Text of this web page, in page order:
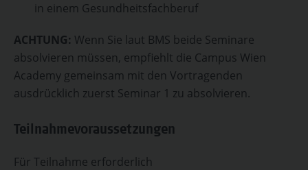
in einem Gesundheitsfachberuf
ACHTUNG: Wenn Sie laut BMS beide Seminare
absolvieren müssen, empfiehlt die Campus Wien
Academy gemeinsam mit den Vortragenden
ausdrücklich zuerst Seminar 1 zu absolvieren.
Teilnahmevoraussetzungen
Für Teilnahme erforderlich